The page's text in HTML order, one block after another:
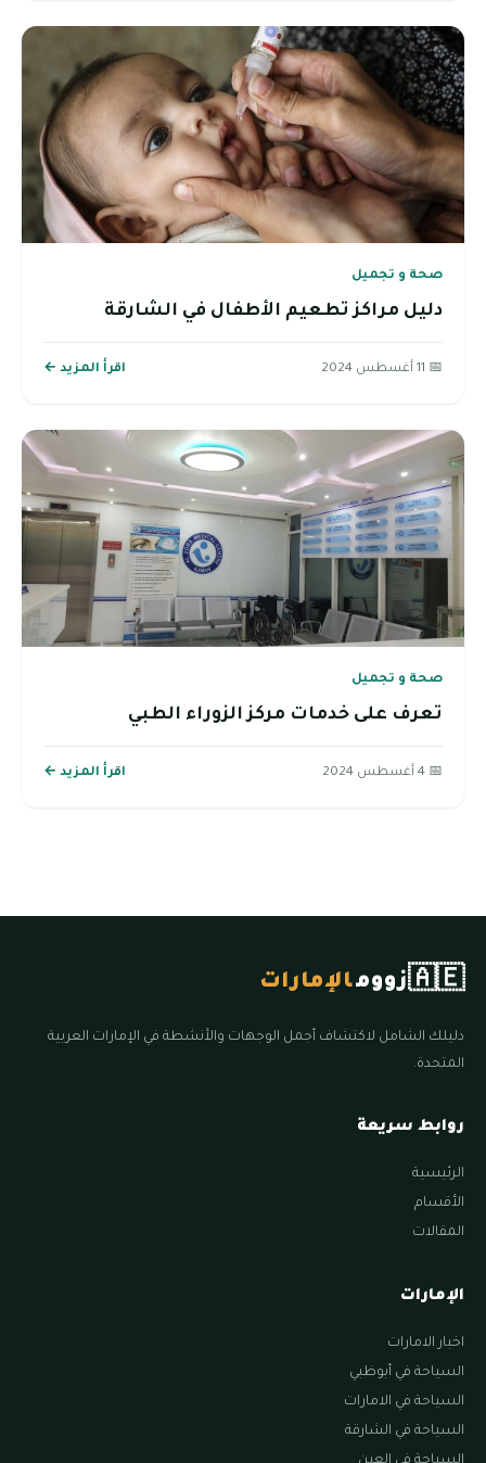
صحة و تجميل
دليل مراكز تطعيم الأطفال في الشارقة
📅 11 أغسطس 2024 اقرأ المزيد ←
صحة و تجميل
تعرف على خدمات مركز الزوراء الطبي
📅 4 أغسطس 2024 اقرأ المزيد ←
🇦🇪زوومالإمارات
دليلك الشامل لاكتشاف أجمل الوجهات والأنشطة في الإمارات العربية
المتحدة.
روابط سريعة
الرئيسية
الأقسام
المقالات
الإمارات
اخبار الامارات
السياحة في أبوظبي
السياحة في الامارات
السياحة في الشارقة